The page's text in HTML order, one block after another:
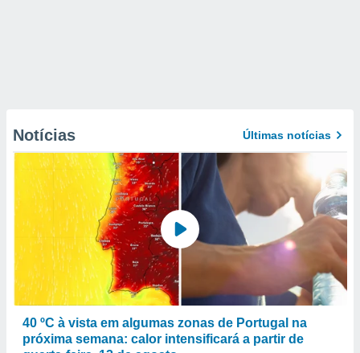
Notícias Últimas notícias
40 ºC à vista em algumas zonas de Portugal na
próxima semana: calor intensificará a partir de